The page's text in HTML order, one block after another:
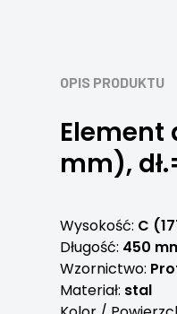
OPIS PRODUKTU
Element
mm),
Wysokość: C
Długość: 450
Wzornictwo:
Materiał: stal